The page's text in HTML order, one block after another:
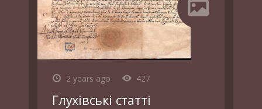
2 years ago 427
Глухівські статті